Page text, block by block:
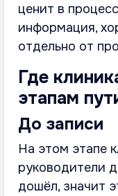
ценит в
информация,
отдельно от
Где
этапам
До записи
На этом этапе
руководители
дошёл, значит